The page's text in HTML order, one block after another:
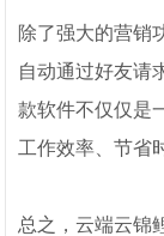
除了强大的营销
自动通过好友请
款软件不仅仅是
工作效率、节省
总之，云端云锦